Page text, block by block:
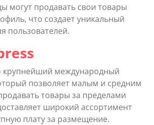
могут продавать свои товары
что создает уникальный
пользователей.
крупнейший международный
позволяет малым и средним
товары за пределами
широкий ассортимент
плату за размещение.